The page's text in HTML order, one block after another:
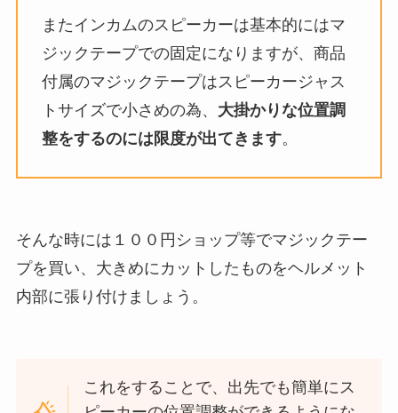
またインカムのスピーカーは基本的にはマ
ジックテープでの固定になりますが、商品
付属のマジックテープはスピーカージャス
トサイズで小さめの為、 大掛かりな位置調
整をするのには限度が出てきます。
そんな時には１００円ショップ等でマジックテー
プを買い、大きめにカットしたものをヘルメット
内部に張り付けましょう。
これをすることで、出先でも簡単にス